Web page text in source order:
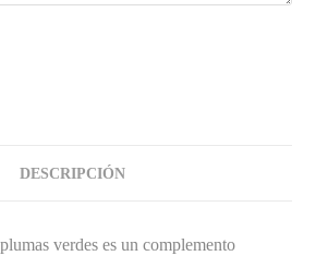
DESCRIPCIÓN
verdes es un complemento